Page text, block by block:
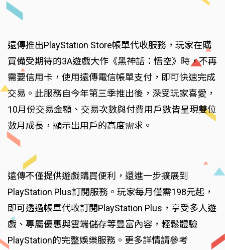
遠傳推出PlayStation Store帳單代收服務，玩家在購
買備受期待的3A遊戲大作《黑神話：悟空》時，不再
需要信用卡，使用遠傳電信帳單支付，即可快速完成
交易。此服務自今年第三季推出後，深受玩家喜愛，
10月份交易金額、交易次數與付費用戶數皆呈現雙位
數月成長，顯示出用戶的高度需求。
遠傳不僅提供遊戲購買便利，還進一步擴展到
PlayStation Plus訂閱服務。玩家每月僅需198元起，
即可透過帳單代收訂閱PlayStation Plus，享受多人遊
戲、專屬優惠與雲端儲存等豐富內容，輕鬆體驗
PlayStation的完整娛樂服務。更多詳情請參考